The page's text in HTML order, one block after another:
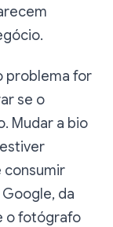
problema for
se o
Mudar a bio
consumir
da
o fotógrafo